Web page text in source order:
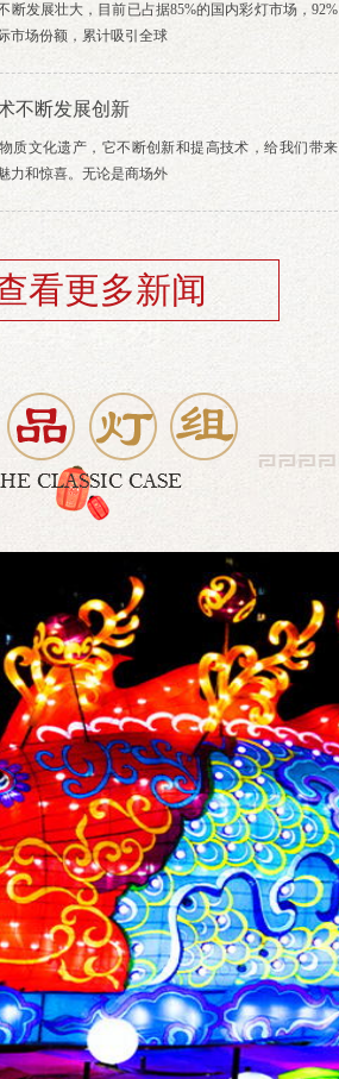
断发展壮大，目前已占据85%的国内彩灯市场，92%
市场份额，累计吸引全球
不断发展创新
质文化遗产，它不断创新和提高技术，给我们带来
力和惊喜。无论是商场外
看更多新闻